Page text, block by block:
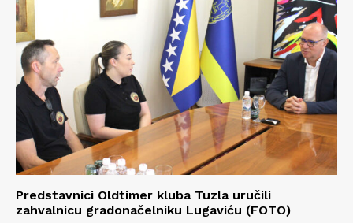
Predstavnici Oldtimer kluba Tuzla uručili
zahvalnicu gradonačelniku Lugaviću (FOTO)